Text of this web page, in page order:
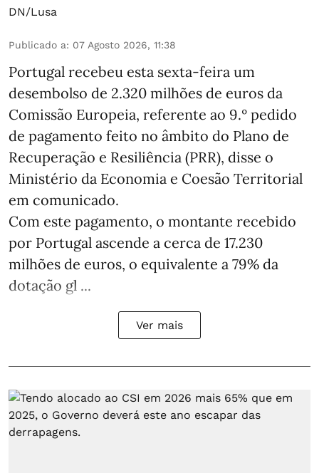
DN/Lusa
Publicado a: 07 Agosto 2026, 11:38
Portugal recebeu esta sexta-feira um
desembolso de 2.320 milhões de euros da
Comissão Europeia, referente ao 9.º pedido
de pagamento feito no âmbito do Plano de
Recuperação e Resiliência (PRR), disse o
Ministério da Economia e Coesão Territorial
em comunicado.
Com este pagamento, o montante recebido
por Portugal ascende a cerca de 17.230
milhões de euros, o equivalente a 79% da
dotação gl ...
Ver mais